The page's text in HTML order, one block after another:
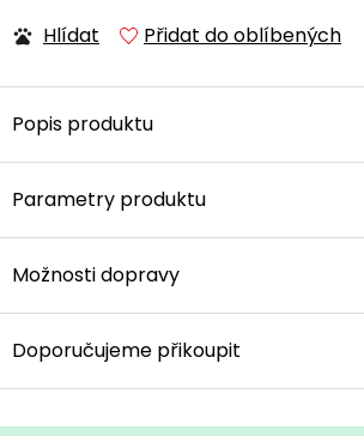
Hlídat Přidat do oblíbených
Popis produktu
Parametry produktu
Možnosti dopravy
Doporučujeme přikoupit